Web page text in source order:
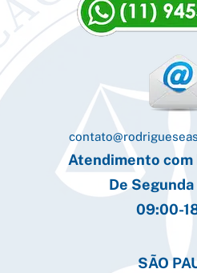
Atendimento com
De
09:00-
SÃO